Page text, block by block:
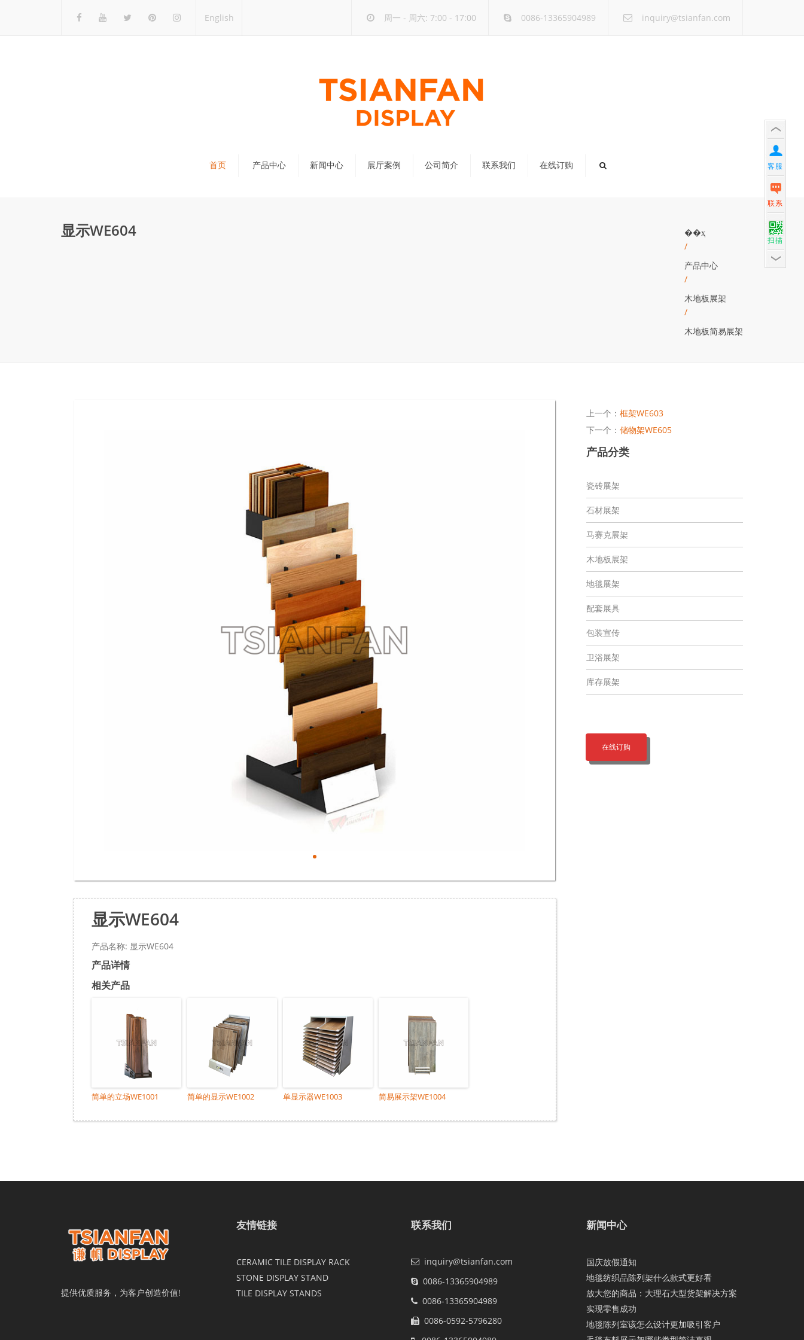
English 周一 - 周六: 7:00 - 17:00 0086-13365904989 inquiry@tsianfan.com
首页 产品中心 新闻中心 展厅案例 公司简介 联系我们 在线订购
显示WE604
��ҳ
/
产品中心
/
木地板展架
/
木地板简易展架
显示WE604
产品名称: 显示WE604
产品详情
相关产品
简单的立场WE1001 简单的显示WE1002 单显示器WE1003 简易展示架WE1004
上一个： 框架WE603
下一个： 储物架WE605
产品分类
瓷砖展架
石材展架
马赛克展架
木地板展架
地毯展架
配套展具
包装宣传
卫浴展架
库存展架
在线订购
提供优质服务，为客户创造价值!
友情链接
CERAMIC TILE DISPLAY RACK
STONE DISPLAY STAND
TILE DISPLAY STANDS
联系我们
inquiry@tsianfan.com
0086-13365904989
0086-13365904989
0086-0592-5796280
新闻中心
国庆放假通知
地毯纺织品陈列架什么款式更好看
放大您的商品：大理石大型货架解决方案
实现零售成功
地毯陈列室该怎么设计更加吸引客户
客服
联系
扫描